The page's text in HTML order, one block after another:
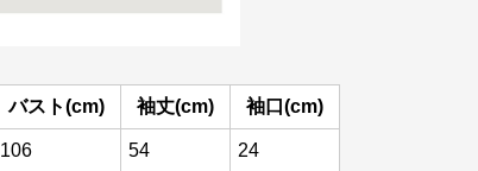
バスト(cm) 袖丈(cm) 袖口(cm)
106 54 24